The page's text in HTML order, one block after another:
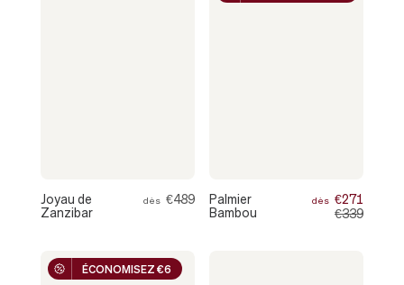
Joyau de
Zanzibar
dès €489
Palmier
Bambou
dès €271
€339
ÉCONOMISEZ €6